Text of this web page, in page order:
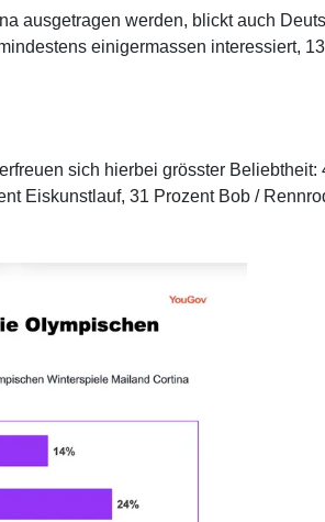
ausgetragen werden, blickt auch
einigermassen interessiert,
sich hierbei grösster Beliebtheit:
Eiskunstlauf, 31 Prozent Bob /